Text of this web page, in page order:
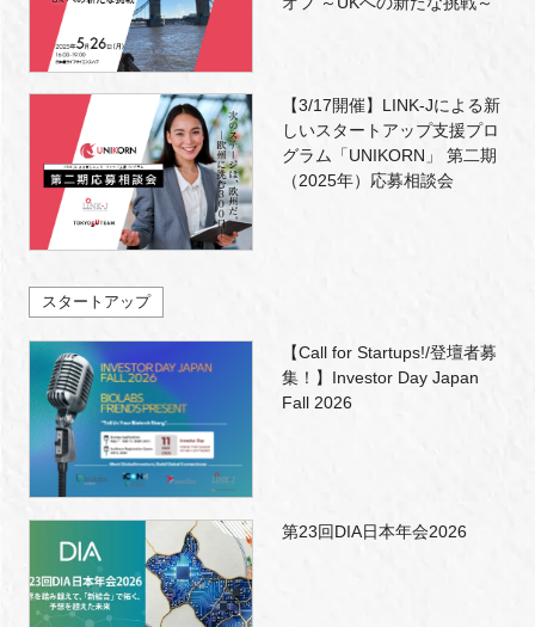
【3/17開催】LINK-Jによる新
しいスタートアップ支援プロ
グラム「UNIKORN」 第二期
（2025年）応募相談会
スタートアップ
【Call for Startups!/登壇者募
集！】Investor Day Japan
Fall 2026
第23回DIA日本年会2026